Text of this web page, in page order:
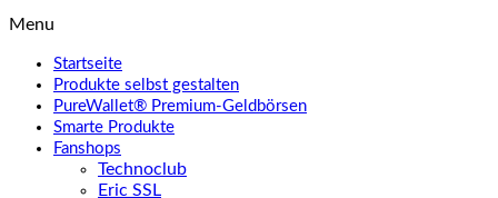
Menu
Startseite
Produkte selbst gestalten
PureWallet® Premium-Geldbörsen
Smarte Produkte
Fanshops
Technoclub
Eric SSL